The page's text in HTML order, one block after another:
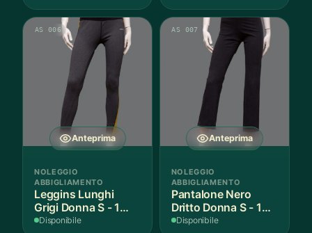
Anteprima
AS 006
NOLEGGIO
ABBIGLIAMENTO
Leggins Lunghi
Grigi Donna S - 1
Paio
Disponibile
Anteprima
AS 007
NOLEGGIO
ABBIGLIAMENTO
Pantalone Nero
Dritto Donna S - 1
Paio
Disponibile